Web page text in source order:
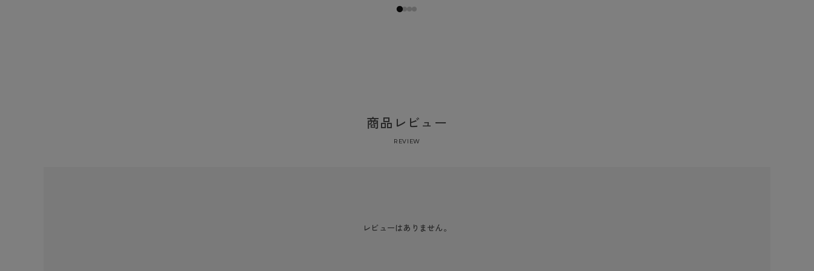
商品レビュー
REVIEW
レビューはありません。